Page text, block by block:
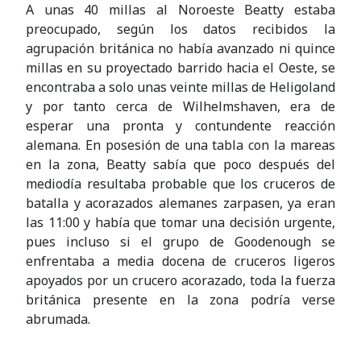
A unas 40 millas al Noroeste Beatty estaba
preocupado, según los datos recibidos la
agrupación británica no había avanzado ni quince
millas en su proyectado barrido hacia el Oeste, se
encontraba a solo unas veinte millas de Heligoland
y por tanto cerca de Wilhelmshaven, era de
esperar una pronta y contundente reacción
alemana. En posesión de una tabla con la mareas
en la zona, Beatty sabía que poco después del
mediodía resultaba probable que los cruceros de
batalla y acorazados alemanes zarpasen, ya eran
las 11:00 y había que tomar una decisión urgente,
pues incluso si el grupo de Goodenough se
enfrentaba a media docena de cruceros ligeros
apoyados por un crucero acorazado, toda la fuerza
británica presente en la zona podría verse
abrumada.